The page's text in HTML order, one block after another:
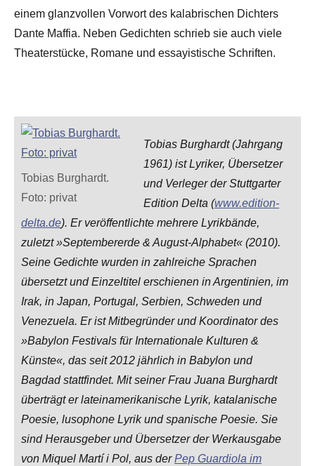
einem glanzvollen Vorwort des kalabrischen Dichters
Dante Maffia. Neben Gedichten schrieb sie auch viele
Theaterstücke, Romane und essayistische Schriften.
Tobias Burghardt.
Foto: privat
Tobias Burghardt (Jahrgang
1961) ist Lyriker, Übersetzer
und Verleger der Stuttgarter
Edition Delta (www.edition-
delta.de). Er veröffentlichte mehrere Lyrikbände,
zuletzt »Septembererde & August-Alphabet« (2010).
Seine Gedichte wurden in zahlreiche Sprachen
übersetzt und Einzeltitel erschienen in Argentinien, im
Irak, in Japan, Portugal, Serbien, Schweden und
Venezuela. Er ist Mitbegründer und Koordinator des
»Babylon Festivals für Internationale Kulturen &
Künste«, das seit 2012 jährlich in Babylon und
Bagdad stattfindet. Mit seiner Frau Juana Burghardt
überträgt er lateinamerikanische Lyrik, katalanische
Poesie, lusophone Lyrik und spanische Poesie. Sie
sind Herausgeber und Übersetzer der Werkausgabe
von Miquel Martí i Pol, aus derPep Guardiola im